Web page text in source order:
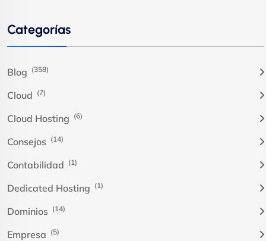
Categorías
Blog (358)
Cloud (7)
Cloud Hosting (6)
Consejos (14)
Contabilidad (1)
Dedicated Hosting (1)
Dominios (14)
Empresa (5)